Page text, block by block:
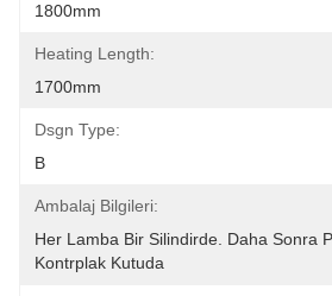
1800mm
Heating Length:
1700mm
Dsgn Type:
B
Ambalaj Bilgileri:
Her Lamba Bir Silindirde. Daha Sonra
Kontrplak Kutuda